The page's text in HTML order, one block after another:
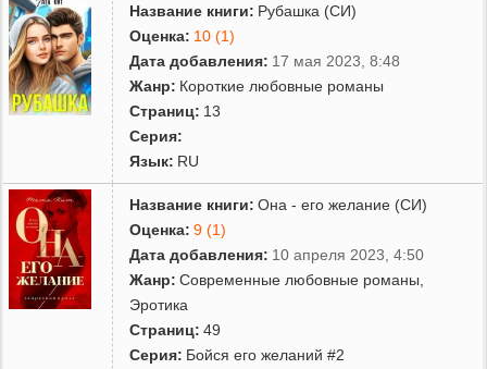
Название книги: Рубашка (СИ)
Оценка: 10 (1)
Дата добавления: 17 мая 2023, 8:48
Жанр: Короткие любовные романы
Страниц: 13
Серия:
Язык: RU
Название книги: Она - его желание (СИ)
Оценка: 9 (1)
Дата добавления: 10 апреля 2023, 4:50
Жанр: Современные любовные романы
Эротика
Страниц: 49
Серия: Бойся его желаний #2